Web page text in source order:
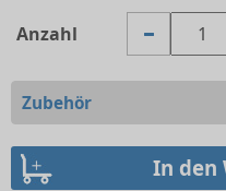
Anzahl
Zubehör